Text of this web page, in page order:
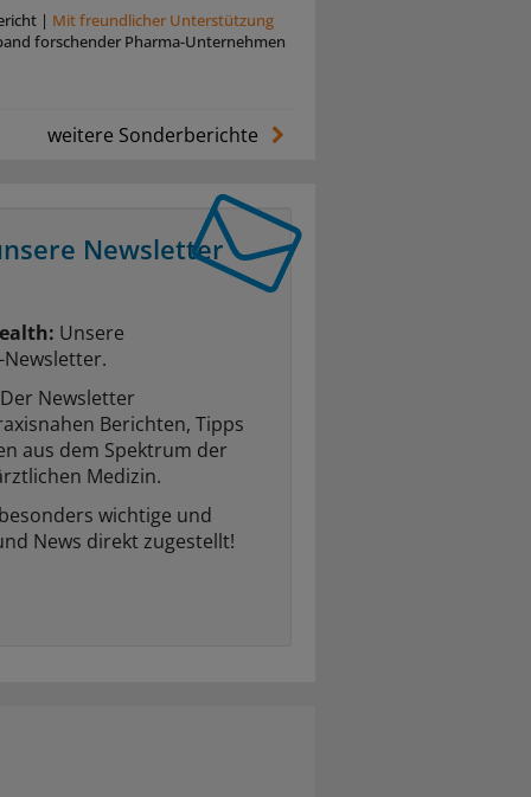
| Mit freundlicher Unterstützung
forschender Pharma-Unternehmen
weitere Sonderberichte
Newsletter
Unsere
Newsletter
Berichten, Tipps
aus dem Spektrum der
Medizin.
wichtige und
News direkt zugestellt!